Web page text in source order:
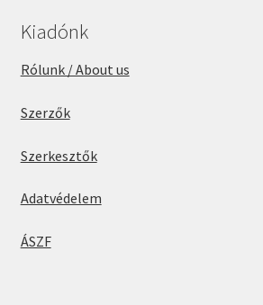
Kiadónk
Rólunk / About us
Szerzők
Szerkesztők
Adatvédelem
ÁSZF